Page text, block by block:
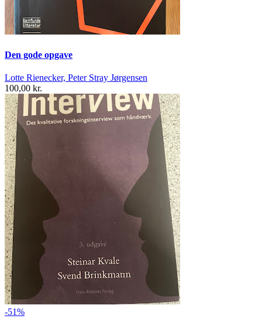
Den gode opgave
Lotte Rienecker, Peter Stray Jørgensen
100,00 kr.
-51%